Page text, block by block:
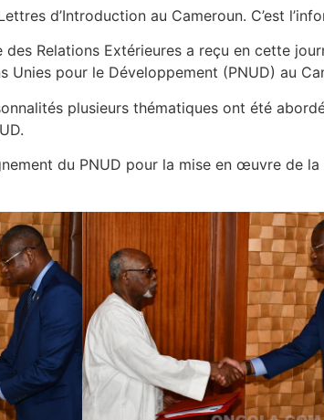
d’Introduction au Cameroun. C’est
Relations Extérieures a reçu en cette
Unies pour le Développement (PNUD) au
plusieurs thématiques ont été
du PNUD pour la mise en œuvre de